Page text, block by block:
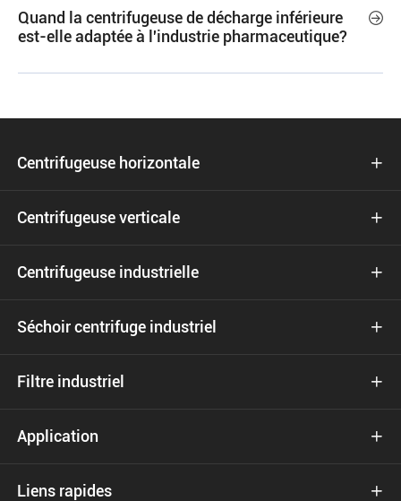
Quand la centrifugeuse de décharge inférieure
est-elle adaptée à l'industrie pharmaceutique?

Centrifugeuse horizontale 
Centrifugeuse verticale 
Centrifugeuse industrielle 
Séchoir centrifuge industriel 
Filtre industriel 
Application 
Liens rapides 